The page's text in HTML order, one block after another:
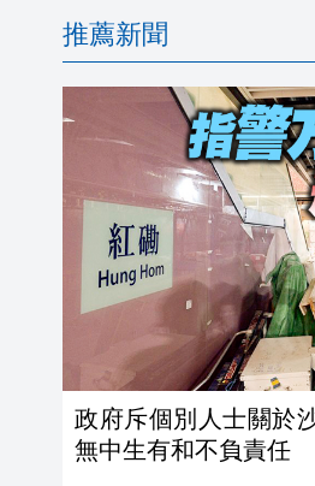
推薦新聞
政府斥個別人士關於
無中生有和不負責任